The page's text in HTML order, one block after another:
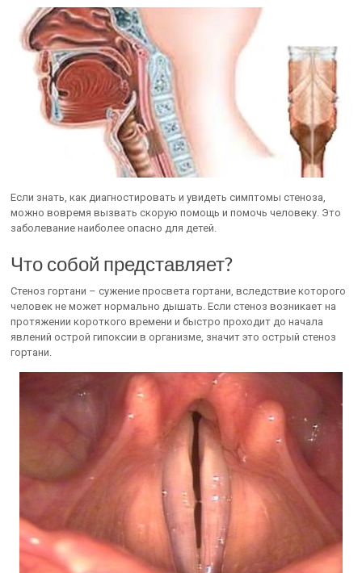
Если знать, как диагностировать и увидеть симптомы стеноза,
можно вовремя вызвать скорую помощь и помочь человеку. Это
заболевание наиболее опасно для детей.
Что собой представляет?
Стеноз гортани – сужение просвета гортани, вследствие которого
человек не может нормально дышать. Если стеноз возникает на
протяжении короткого времени и быстро проходит до начала
явлений острой гипоксии в организме, значит это острый стеноз
гортани.